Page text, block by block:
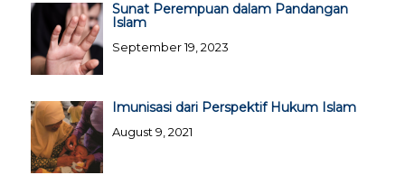
Sunat Perempuan dalam Pandangan
Islam
September 19, 2023
Imunisasi dari Perspektif Hukum Islam
August 9, 2021